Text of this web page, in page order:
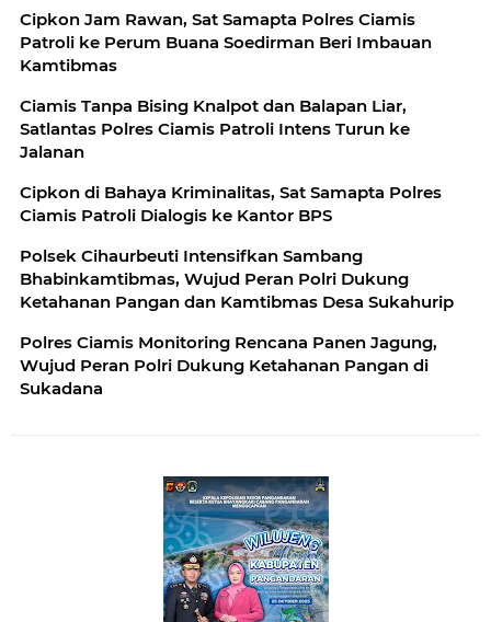
Cipkon Jam Rawan, Sat Samapta Polres Ciamis
Patroli ke Perum Buana Soedirman Beri Imbauan
Kamtibmas
Ciamis Tanpa Bising Knalpot dan Balapan Liar,
Satlantas Polres Ciamis Patroli Intens Turun ke
Jalanan
Cipkon di Bahaya Kriminalitas, Sat Samapta Polres
Ciamis Patroli Dialogis ke Kantor BPS
Polsek Cihaurbeuti Intensifkan Sambang
Bhabinkamtibmas, Wujud Peran Polri Dukung
Ketahanan Pangan dan Kamtibmas Desa Sukahurip
Polres Ciamis Monitoring Rencana Panen Jagung,
Wujud Peran Polri Dukung Ketahanan Pangan di
Sukadana